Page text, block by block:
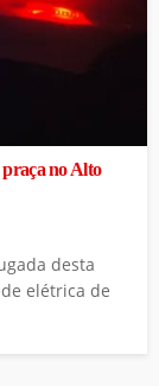
no Alto
desta
elétrica de